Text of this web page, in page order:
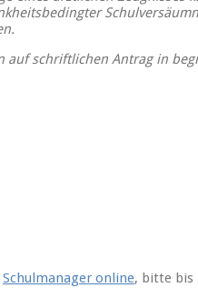
auf schriftlichen Antrag in
Schulmanager online, bitte bis